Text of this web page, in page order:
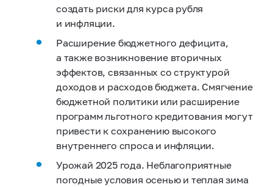
создать риски для курса рубля
и инфляции.
Расширение бюджетного дефицита,
а также возникновение вторичных
эффектов, связанных со структурой
доходов и расходов бюджета. Смягчение
бюджетной политики или расширение
программ льготного кредитования могут
привести к сохранению высокого
внутреннего спроса и инфляции.
Урожай 2025 года. Неблагоприятные
погодные условия осенью и теплая зима